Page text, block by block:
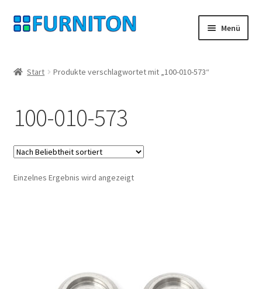
Zur
Navigation
Zum
Inhalt
Menü
Datenschutz
Widerrufsrecht
Kontakt
Start Produkte verschlagwortet mit „100-010-573“
100-010-573
Einzelnes Ergebnis wird angezeigt